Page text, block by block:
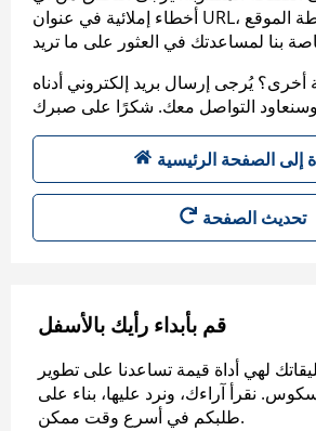
أخطاء إملائية في عنوان URL، أو عرض خريطة الموقع
يُرجى إرسال بريد إلكتروني أدناه
إلى الصفحة الرئيسية
تحديث الصفحة
قم بأبداء رأيك بالأسفل
لهي أداة قيمة تساعدنا على تطوير
نقرأ آراءك، ونرد عليها، بناء على
طلبكم في أسرع وقت ممكن.